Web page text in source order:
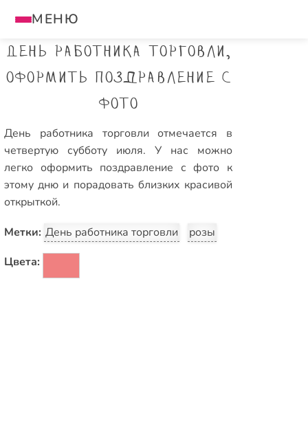
МЕНЮ
День работника торговли,
оформить поздравление с
фото
День работника торговли отмечается в
четвертую субботу июля. У нас можно
легко оформить поздравление с фото к
этому дню и порадовать близких красивой
открыткой.
Метки: День работника торговли
розы
Цвета: